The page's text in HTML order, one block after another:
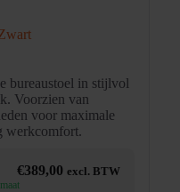
bureaustoel in stijlvol
Voorzien van
voor maximale
werkcomfort.
€389,00 excl. BTW